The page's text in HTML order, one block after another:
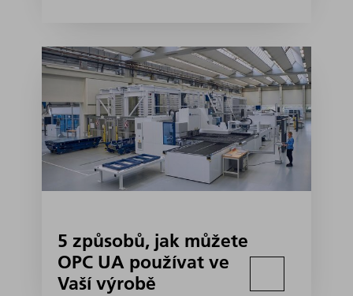
5 způsobů, jak můžete
OPC UA používat ve
Vaší výrobě